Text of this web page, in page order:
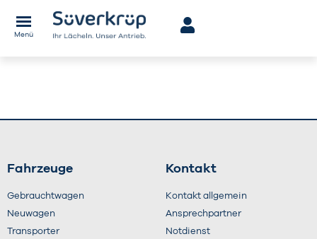
Menü
Fahrzeuge
Gebrauchtwagen
Neuwagen
Transporter
Kontakt
Kontakt allgemein
Ansprechpartner
Notdienst